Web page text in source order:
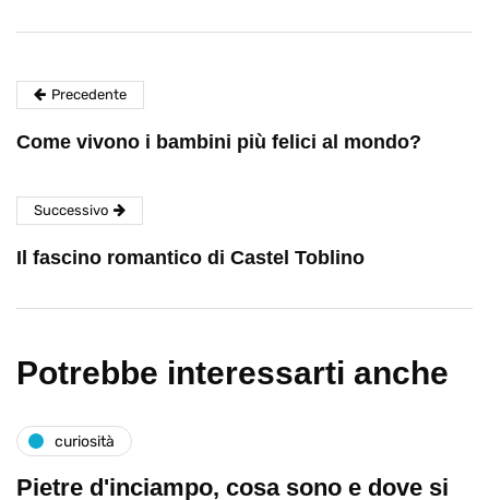
Precedente
Come vivono i bambini più felici al mondo?
Successivo
Il fascino romantico di Castel Toblino
Potrebbe interessarti anche
curiosità
Pietre d'inciampo, cosa sono e dove si